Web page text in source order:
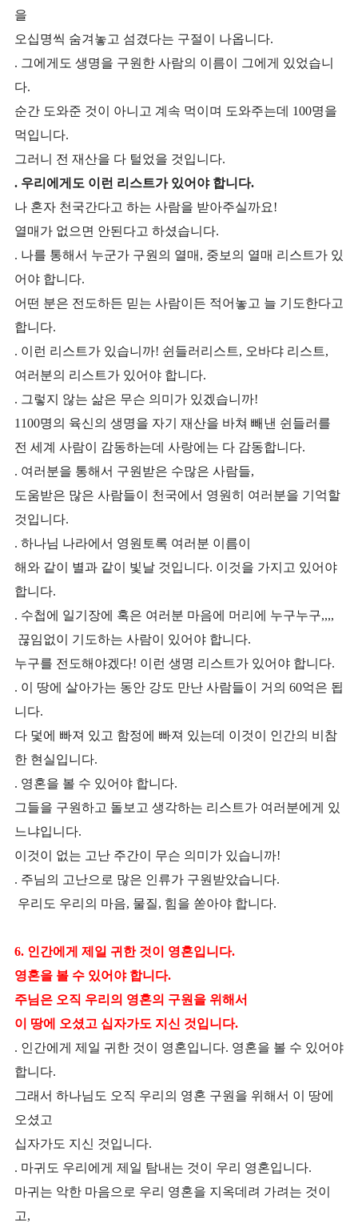
을
오십명씩 숨겨놓고 섬겼다는 구절이 나옵니다.
. 그에게도 생명을 구원한 사람의 이름이 그에게 있었습니
다.
순간 도와준 것이 아니고 계속 먹이며 도와주는데 100명을
먹입니다.
그러니 전 재산을 다 털었을 것입니다.
. 우리에게도 이런 리스트가 있어야 합니다.
나 혼자 천국간다고 하는 사람을 받아주실까요!
열매가 없으면 안된다고 하셨습니다.
. 나를 통해서 누군가 구원의 열매, 중보의 열매 리스트가 있
어야 합니다.
어떤 분은 전도하든 믿는 사람이든 적어놓고 늘 기도한다고
합니다.
. 이런 리스트가 있습니까! 쉰들러리스트, 오바댜 리스트,
여러분의 리스트가 있어야 합니다.
. 그렇지 않는 삶은 무슨 의미가 있겠습니까!
1 100명의 육신의 생명을 자기 재산을 바쳐 빼낸 쉰들러를
전 세계 사람이 감동하는데 사랑에는 다 감동합니다.
. 여러분을 통해서 구원받은 수많은 사람들,
도움받은 많은 사람들이 천국에서 영원히 여러분을 기억할
것입니다.
. 하나님 나라에서 영원토록 여러분 이름이
해와 같이 별과 같이 빛날 것입니다. 이것을 가지고 있어야
합니다.
. 수첩에 일기장에 혹은 여러분 마음에 머리에 누구누구,,,,
끊임없이 기도하는 사람이 있어야 합니다.
누구를 전도해야겠다! 이런 생명 리스트가 있어야 합니다.
. 이 땅에 살아가는 동안 강도 만난 사람들이 거의 60억은 됩
니다.
다 덫에 빠져 있고 함정에 빠져 있는데 이것이 인간의 비참
한 현실입니다.
. 영혼을 볼 수 있어야 합니다.
그들을 구원하고 돌보고 생각하는 리스트가 여러분에게 있
느냐입니다.
이것이 없는 고난 주간이 무슨 의미가 있습니까!
. 주님의 고난으로 많은 인류가 구원받았습니다.
우리도 우리의 마음, 물질, 힘을 쏟아야 합니다.
6. 인간에게 제일 귀한 것이 영혼입니다.
영혼을 볼 수 있어야 합니다.
주님은 오직 우리의 영혼의 구원을 위해서
이 땅에 오셨고 십자가도 지신 것입니다.
. 인간에게 제일 귀한 것이 영혼입니다. 영혼을 볼 수 있어야
합니다.
그래서 하나님도 오직 우리의 영혼 구원을 위해서 이 땅에
오셨고
십자가도 지신 것입니다.
. 마귀도 우리에게 제일 탐내는 것이 우리 영혼입니다.
마귀는 악한 마음으로 우리 영혼을 지옥데려 가려는 것이
고,